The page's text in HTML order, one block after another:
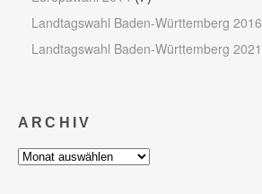
Landtagswahl Baden-Württemberg 2016
Landtagswahl Baden-Württemberg 2021
ARCHIV
Archiv